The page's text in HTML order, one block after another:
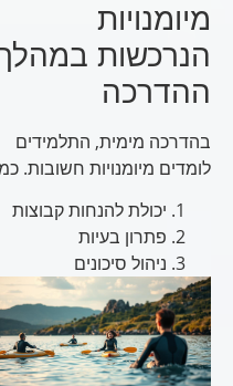
מיומנויות
הנרכשות במהלך
ההדרכה
בהדרכה מימית, התלמידים
לומדים מיומנויות חשובות. כמו:
יכולת להנחות קבוצות
פתרון בעיות
ניהול סיכונים